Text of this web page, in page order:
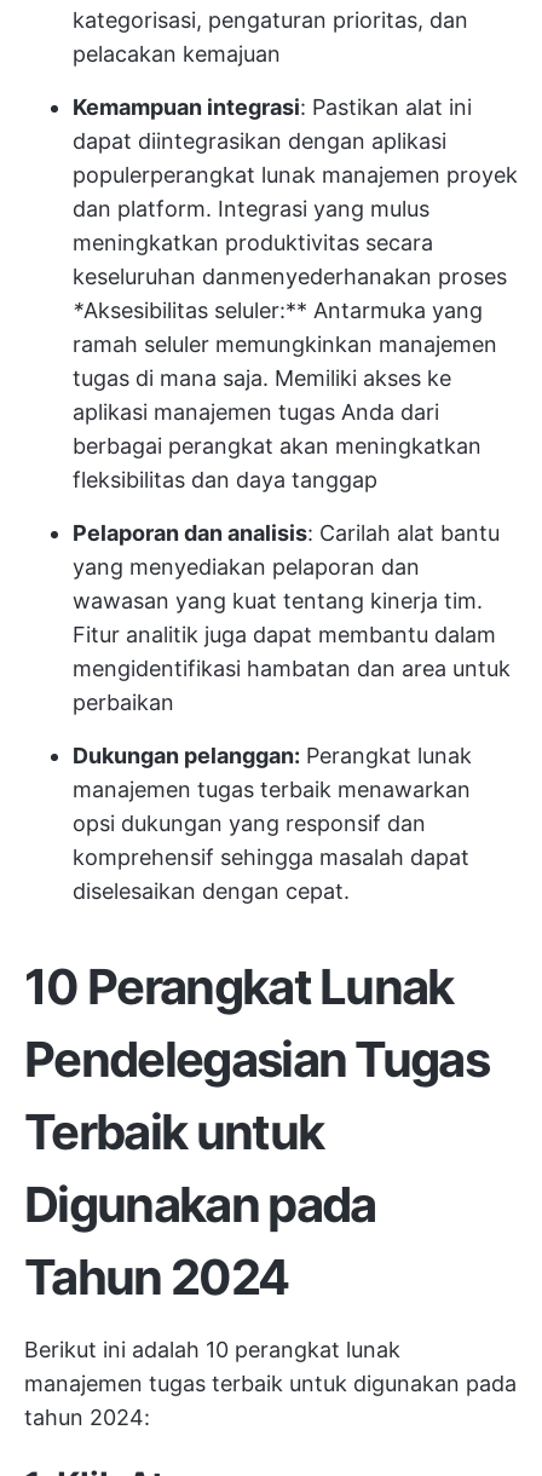
kategorisasi, pengaturan prioritas, dan
pelacakan kemajuan
Kemampuan integrasi: Pastikan alat ini
dapat diintegrasikan dengan aplikasi
populerperangkat lunak manajemen proyek
dan platform. Integrasi yang mulus
meningkatkan produktivitas secara
keseluruhan danmenyederhanakan proses
*Aksesibilitas seluler:** Antarmuka yang
ramah seluler memungkinkan manajemen
tugas di mana saja. Memiliki akses ke
aplikasi manajemen tugas Anda dari
berbagai perangkat akan meningkatkan
fleksibilitas dan daya tanggap
Pelaporan dan analisis: Carilah alat bantu
yang menyediakan pelaporan dan
wawasan yang kuat tentang kinerja tim.
Fitur analitik juga dapat membantu dalam
mengidentifikasi hambatan dan area untuk
perbaikan
Dukungan pelanggan: Perangkat lunak
manajemen tugas terbaik menawarkan
opsi dukungan yang responsif dan
komprehensif sehingga masalah dapat
diselesaikan dengan cepat.
10 Perangkat Lunak
Pendelegasian Tugas
Terbaik untuk
Digunakan pada
Tahun 2024
Berikut ini adalah 10 perangkat lunak
manajemen tugas terbaik untuk digunakan pada
tahun 2024: